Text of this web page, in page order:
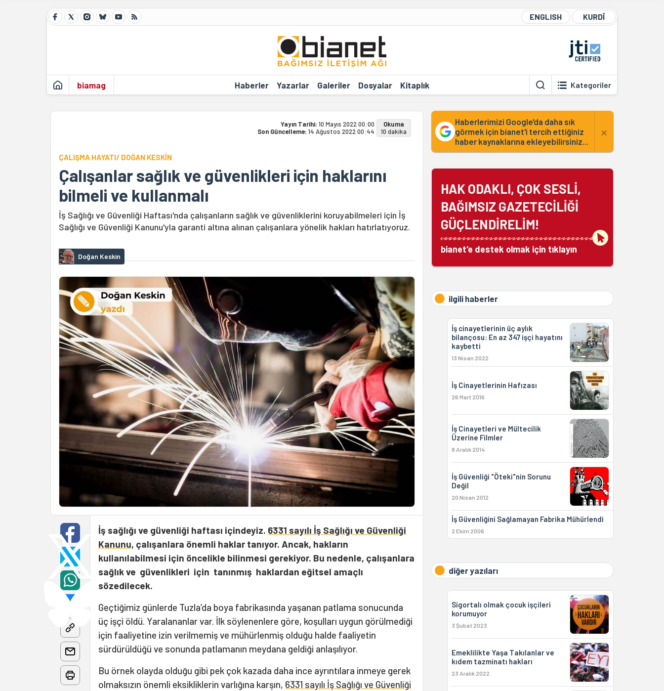
ENGLISH KURDÎ
biamag Haberler Yazarlar Galeriler Dosyalar Kitaplık Kategoriler
Yayın Tarihi: 10 Mayıs 2022 00:00
Son Güncelleme: 14 Ağustos 2022 00:44
Okuma
10 dakika
ÇALIŞMA HAYATI/ DOĞAN KESKİN
Çalışanlar sağlık ve güvenlikleri için haklarını
bilmeli ve kullanmalı
İş Sağlığı ve Güvenliği Haftası'nda çalışanların sağlık ve güvenliklerini koruyabilmeleri için İş
Sağlığı ve Güvenliği Kanunu'yla garanti altına alınan çalışanlara yönelik hakları hatırlatıyoruz.
Doğan Keskin
İş sağlığı ve güvenliği haftası içindeyiz. 6331 sayılı İş Sağlığı ve Güvenliği
Kanunu, çalışanlara önemli haklar tanıyor. Ancak, hakların
kullanılabilmesi için öncelikle bilinmesi gerekiyor. Bu nedenle, çalışanlara
sağlık ve güvenlikleri için tanınmış haklardan eğitsel amaçlı
sözedilecek.
Geçtiğimiz günlerde Tuzla’da boya fabrikasında yaşanan patlama sonucunda
üç işçi öldü. Yaralananlar var. İlk söylenenlere göre, koşulları uygun görülmediği
için faaliyetine izin verilmemiş ve mühürlenmiş olduğu halde faaliyetin
sürdürüldüğü ve sonunda patlamanın meydana geldiği anlaşılıyor.
Bu örnek olayda olduğu gibi pek çok kazada daha ince ayrıntılara inmeye gerek
olmaksızın önemli eksikliklerin varlığına karşın, 6331 sayılı İş Sağlığı ve Güvenliği
Haberlerimizi Google'da daha sık
görmek için bianet'i tercih ettiğiniz
haber kaynaklarına ekleyebilirsiniz...
×
HAK ODAKLI, ÇOK SESLİ,
BAĞIMSIZ GAZETECİLİĞİ
GÜÇLENDİRELİM!
bianet'e destek olmak için tıklayın
ilgili haberler
İş cinayetlerinin üç aylık
bilançosu: En az 347 işçi hayatını
kaybetti
13 Nisan 2022
İş Cinayetlerinin Hafızası
26 Mart 2016
İş Cinayetleri ve Mültecilik
Üzerine Filmler
8 Aralık 2014
İş Güvenliği "Öteki"nin Sorunu
Değil
20 Nisan 2012
İş Güvenliğini Sağlamayan Fabrika Mühürlendi
2 Ekim 2006
diğer yazıları
Sigortalı olmak çocuk işçileri
korumuyor
3 Şubat 2023
Emeklilikte Yaşa Takılanlar ve
kıdem tazminatı hakları
23 Aralık 2022